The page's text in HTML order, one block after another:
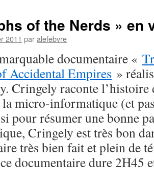
of the Nerds » en
2011 paralefebvre
documentaire «
Accidental Empires »
Cringely raconte l’histoire
la micro-informatique (et
pour résumer une bonne
Cringely est très bon
très bien fait et plein de
documentaire dure 2H45